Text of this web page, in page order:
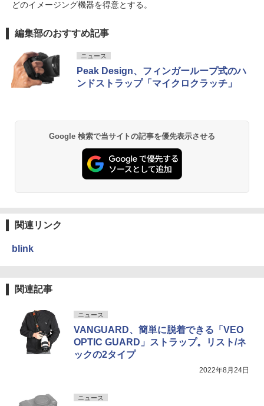
どのイメージング機器を得意とする。
編集部のおすすめ記事
ニュース
Peak Design、フィンガーループ式のハ
ンドストラップ「マイクロクラッチ」
Google 検索で当サイトの記事を優先表示させる
関連リンク
blink
関連記事
ニュース
VANGUARD、簡単に脱着できる「VEO
OPTIC GUARD」ストラップ。リスト/ネ
ックの2タイプ
2022年8月24日
ニュース